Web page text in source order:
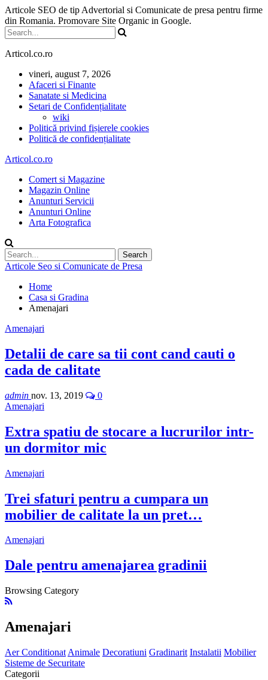
Articole SEO de tip Advertorial si Comunicate de presa pentru firme
din Romania. Promovare Site Organic in Google.
Articol.co.ro
vineri, august 7, 2026
Afaceri si Finante
Sanatate si Medicina
Setari de Confidențialitate
wiki
Politică privind fișierele cookies
Politică de confidențialitate
Articol.co.ro
Comert si Magazine
Magazin Online
Anunturi Servicii
Anunturi Online
Arta Fotografica
Articole Seo si Comunicate de Presa
Home
Casa si Gradina
Amenajari
Amenajari
Detalii de care sa tii cont cand cauti o
cada de calitate
admin nov. 13, 2019
0
Amenajari
Extra spatiu de stocare a lucrurilor intr-
un dormitor mic
Amenajari
Trei sfaturi pentru a cumpara un
mobilier de calitate la un pret…
Amenajari
Dale pentru amenajarea gradinii
Browsing Category
Amenajari
Aer Conditionat Animale Decoratiuni Gradinarit Instalatii Mobilier
Sisteme de Securitate
Categorii